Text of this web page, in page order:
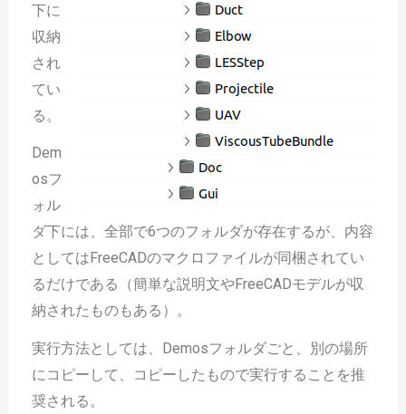
下に
収納
され
てい
る。
Dem
osフ
ォル
ダ下には、全部で6つのフォルダが存在するが、内容
としてはFreeCADのマクロファイルが同梱されてい
るだけである（簡単な説明文やFreeCADモデルが収
納されたものもある）。
実行方法としては、Demosフォルダごと、別の場所
にコピーして、コピーしたもので実行することを推
奨される。